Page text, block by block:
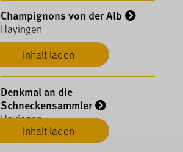
Inhalt laden
Champignons von der Alb
Hayingen
Inhalt laden
Denkmal an die
Schneckensammler
Hayingen